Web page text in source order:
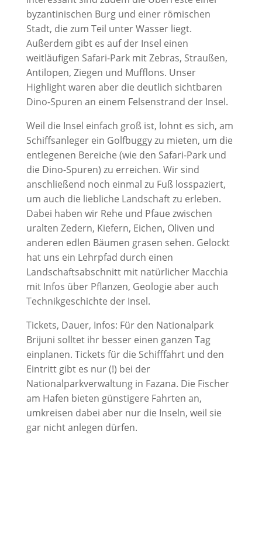
byzantinischen Burg und einer römischen
Stadt, die zum Teil unter Wasser liegt.
Außerdem gibt es auf der Insel einen
weitläufigen Safari-Park mit Zebras, Straußen,
Antilopen, Ziegen und Mufflons. Unser
Highlight waren aber die deutlich sichtbaren
Dino-Spuren an einem Felsenstrand der Insel.
Weil die Insel einfach groß ist, lohnt es sich, am
Schiffsanleger ein Golfbuggy zu mieten, um die
entlegenen Bereiche (wie den Safari-Park und
die Dino-Spuren) zu erreichen. Wir sind
anschließend noch einmal zu Fuß losspaziert,
um auch die liebliche Landschaft zu erleben.
Dabei haben wir Rehe und Pfaue zwischen
uralten Zedern, Kiefern, Eichen, Oliven und
anderen edlen Bäumen grasen sehen. Gelockt
hat uns ein Lehrpfad durch einen
Landschaftsabschnitt mit natürlicher Macchia
mit Infos über Pflanzen, Geologie aber auch
Technikgeschichte der Insel.
Tickets, Dauer, Infos: Für den Nationalpark
Brijuni solltet ihr besser einen ganzen Tag
einplanen. Tickets für die Schifffahrt und den
Eintritt gibt es nur (!) bei der
Nationalparkverwaltung in Fazana. Die Fischer
am Hafen bieten günstigere Fahrten an,
umkreisen dabei aber nur die Inseln, weil sie
gar nicht anlegen dürfen.